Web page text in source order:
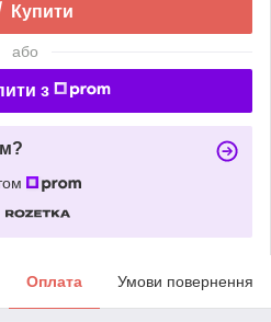
Купити
або
з
Оплата Умови повернення